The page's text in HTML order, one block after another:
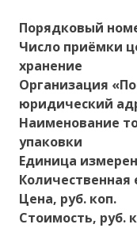
Порядковый
Число приёмки
хранение
Организация
юридический
Наименование
упаковки
Единица
Количественная
Цена, руб. коп.
Стоимость, руб.